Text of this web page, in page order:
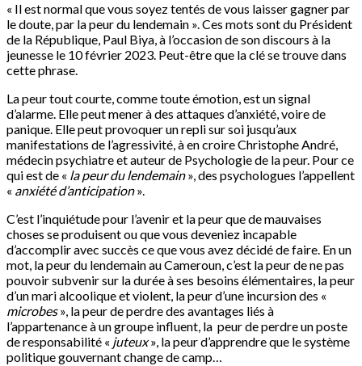
« Il est normal que vous soyez tentés de vous laisser gagner par
le doute, par la peur du lendemain ». Ces mots sont du Président
de la République, Paul Biya, à l’occasion de son discours à la
jeunesse le 10 février 2023. Peut-être que la clé se trouve dans
cette phrase.
La peur tout courte, comme toute émotion, est un signal
d’alarme. Elle peut mener à des attaques d’anxiété, voire de
panique. Elle peut provoquer un repli sur soi jusqu’aux
manifestations de l’agressivité, à en croire Christophe André,
médecin psychiatre et auteur de Psychologie de la peur. Pour ce
qui est de « la peur du lendemain», des psychologues l’appellent
« anxiété d’anticipation».
C’est l’inquiétude pour l’avenir et la peur que de mauvaises
choses se produisent ou que vous deveniez incapable
d’accomplir avec succès ce que vous avez décidé de faire. En un
mot, la peur du lendemain au Cameroun, c’est la peur de ne pas
pouvoir subvenir sur la durée à ses besoins élémentaires, la peur
d’un mari alcoolique et violent, la peur d’une incursion des «
microbes», la peur de perdre des avantages liés à
l’appartenance à un groupe influent, la peur de perdre un poste
de responsabilité « juteux», la peur d’apprendre que le système
politique gouvernant change de camp…